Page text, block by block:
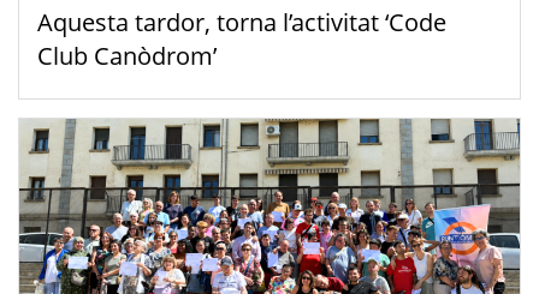
Aquesta tardor, torna l’activitat ‘Code
Club Canòdrom’